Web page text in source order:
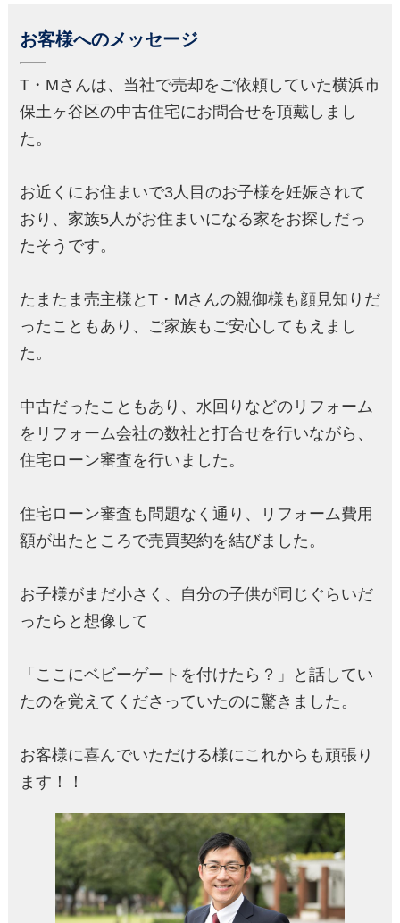
お客様へのメッセージ
T・Mさんは、当社で売却をご依頼していた横浜市
保土ヶ谷区の中古住宅にお問合せを頂戴しまし
た。
お近くにお住まいで3人目のお子様を妊娠されて
おり、家族5人がお住まいになる家をお探しだっ
たそうです。
たまたま売主様とT・Mさんの親御様も顔見知りだ
ったこともあり、ご家族もご安心してもえまし
た。
中古だったこともあり、水回りなどのリフォーム
をリフォーム会社の数社と打合せを行いながら、
住宅ローン審査を行いました。
住宅ローン審査も問題なく通り、リフォーム費用
額が出たところで売買契約を結びました。
お子様がまだ小さく、自分の子供が同じぐらいだ
ったらと想像して
「ここにベビーゲートを付けたら？」と話してい
たのを覚えてくださっていたのに驚きました。
お客様に喜んでいただける様にこれからも頑張り
ます！！